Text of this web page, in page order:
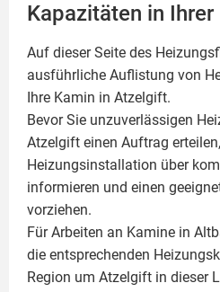
Kapazitäten in
Auf dieser Seite des
ausführliche Auflistung von
Ihre Kamin in Atzelgift.
Bevor Sie unzuverlässigen
Atzelgift einen Auftrag
Heizungsinstallation über
informieren und einen
vorziehen.
Für Arbeiten an Kamine in
die entsprechenden
Region um Atzelgift in dieser